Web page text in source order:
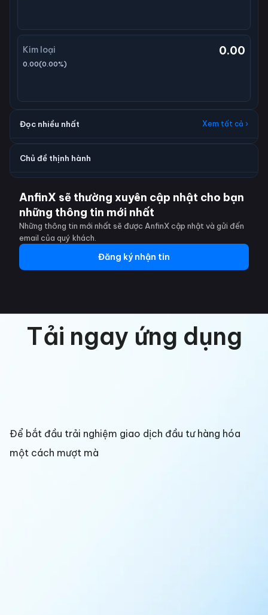
Kim loại 0.00
0.00(0.00%)
Đọc nhiều nhất Xem tất cả ›
Chủ đề thịnh hành
AnfinX sẽ thường xuyên cập nhật cho bạn
những thông tin mới nhất
Những thông tin mới nhất sẽ được AnfinX cập nhật và gửi đến
email của quý khách.
Đăng ký nhận tin
Tải ngay ứng dụng
Để bắt đầu trải nghiệm giao dịch đầu tư hàng hóa
một cách mượt mà